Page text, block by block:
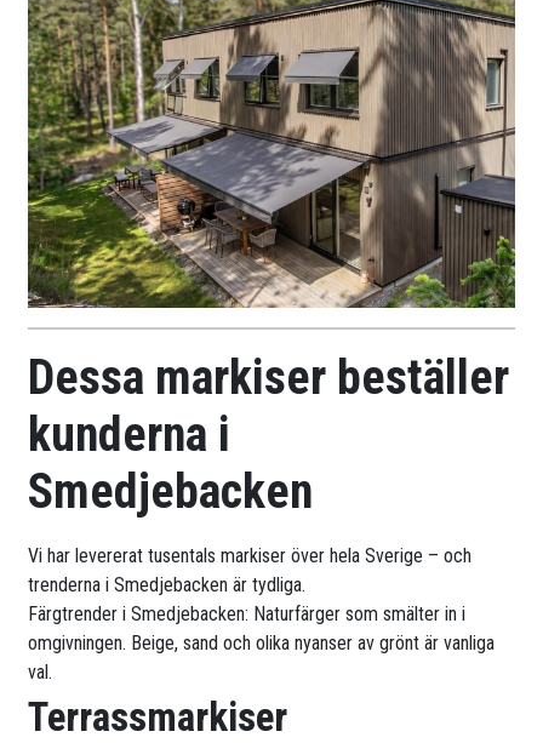
Dessa markiser beställer
kunderna i
Smedjebacken
Vi har levererat tusentals markiser över hela Sverige – och
trenderna i Smedjebacken är tydliga.
Färgtrender i Smedjebacken: Naturfärger som smälter in i
omgivningen. Beige, sand och olika nyanser av grönt är vanliga
val.
Terrassmarkiser